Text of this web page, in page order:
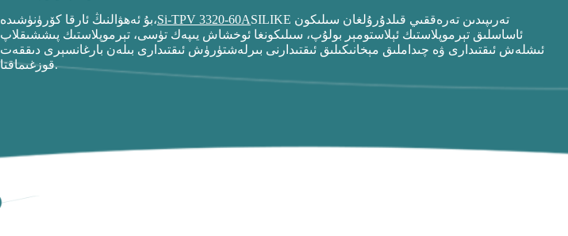
بۇ ئەھۋالنىڭ ئارقا كۆرۈنۈشىدە،Si-TPV 3320-60ASILIKE تەرىپىدىن تەرەققىي قىلدۇرۇلغان سىلىكون
ئاساسلىق تېرموپلاستىك ئېلاستومېر بولۇپ، سىلىكونغا ئوخشاش يىپەك تۈسى، تېرموپلاستىك پىششىقلاپ
ئىشلەش ئىقتىدارى ۋە چىداملىق مېخانىكىلىق ئىقتىدارنى بىرلەشتۈرۈش ئىقتىدارى بىلەن بارغانسېرى دىققەت
قوزغىماقتا.